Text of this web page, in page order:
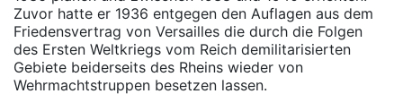
Zuvor hatte er 1936 entgegen den Auflagen aus dem
Friedensvertrag von Versailles die durch die Folgen
des Ersten Weltkriegs vom Reich demilitarisierten
Gebiete beiderseits des Rheins wieder von
Wehrmachtstruppen besetzen lassen.